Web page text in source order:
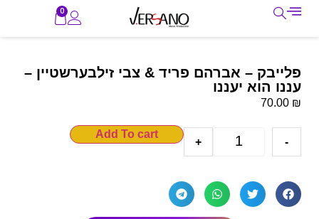
0
פלייבק – אברהם פריד & צבי זילבערשטיין –
עננו הוא יעננו
70.00 ₪
-
+
Add To cart